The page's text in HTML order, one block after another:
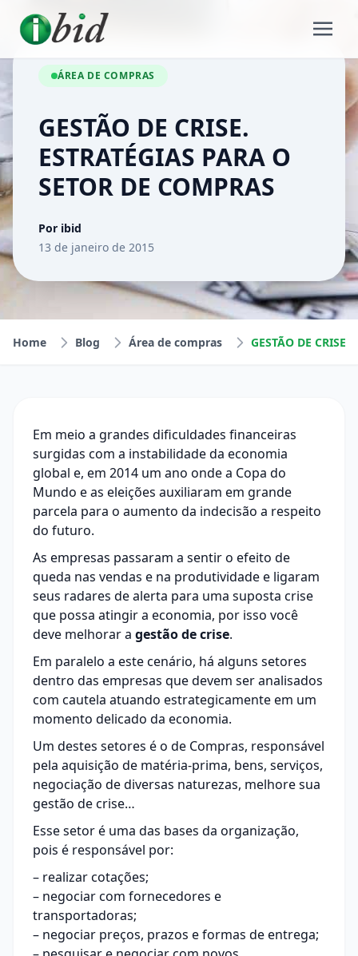
ÁREA DE COMPRAS
GESTÃO DE CRISE.
ESTRATÉGIAS PARA O
SETOR DE COMPRAS
Por ibid
13 de janeiro de 2015
Home Blog Área de compras
Em meio a grandes dificuldades financeiras
surgidas com a instabilidade da economia
global e, em 2014 um ano onde a Copa do
Mundo e as eleições auxiliaram em grande
parcela para o aumento da indecisão a respeito
do futuro.
As empresas passaram a sentir o efeito de
queda nas vendas e na produtividade e ligaram
seus radares de alerta para uma suposta crise
que possa atingir a economia, por isso você
deve melhorar a gestão de crise.
Em paralelo a este cenário, há alguns setores
dentro das empresas que devem ser analisados
com cautela atuando estrategicamente em um
momento delicado da economia.
Um destes setores é o de Compras, responsável
pela aquisição de matéria-prima, bens, serviços,
negociação de diversas naturezas, melhore sua
gestão de crise…
Esse setor é uma das bases da organização,
pois é responsável por:
– realizar cotações;
– negociar com fornecedores e
transportadoras;
– negociar preços, prazos e formas de entrega;